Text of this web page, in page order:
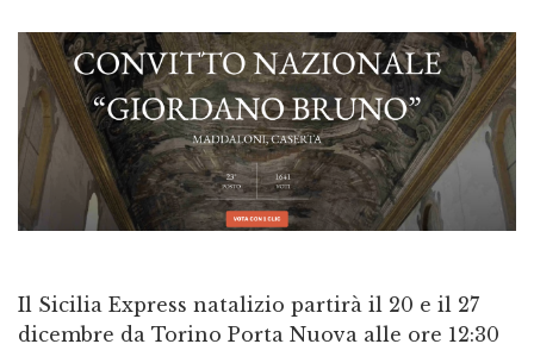
Il Sicilia Express natalizio partirà il 20 e il 27
dicembre da Torino Porta Nuova alle ore 12:30